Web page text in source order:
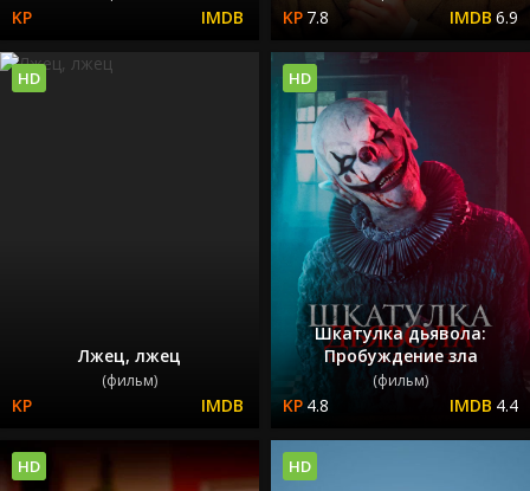
7.8 6.9
Лжец, лжец
(фильм)
HD
Шкатулка дьявола:
Пробуждение зла
(фильм)
4.8 4.4
HD
HD HD